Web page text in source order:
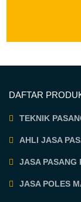
DAFTAR
TEKNIK
AHLI JASA
JASA PASANG
JASA POLES